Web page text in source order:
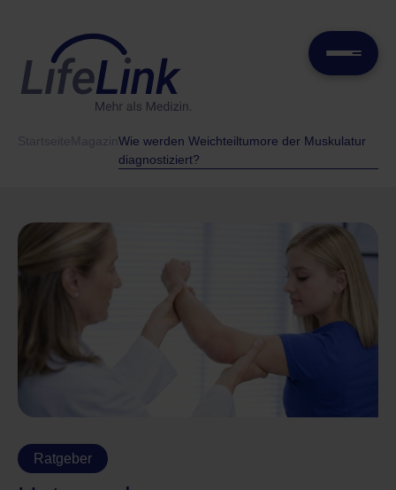
Wie werden Weichteiltumore der Muskulatur
diagnostiziert?
Ratgeber